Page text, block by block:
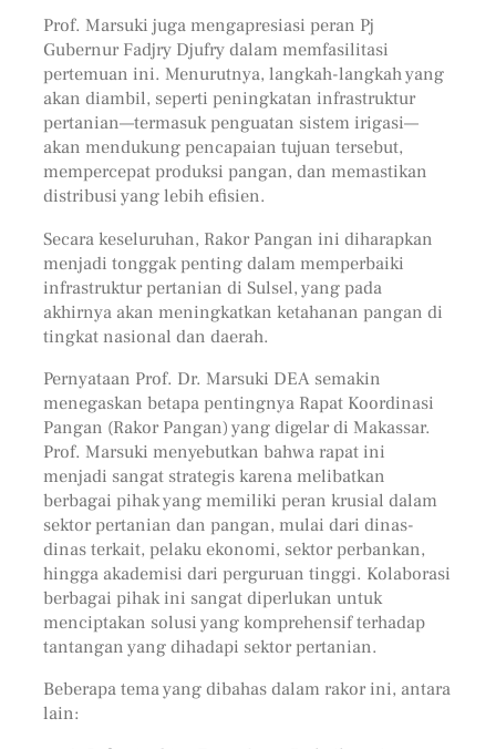
Prof. Marsuki juga mengapresiasi peran Pj
Gubernur Fadjry Djufry dalam memfasilitasi
pertemuan ini. Menurutnya, langkah-langkah yang
akan diambil, seperti peningkatan infrastruktur
pertanian—termasuk penguatan sistem irigasi—
akan mendukung pencapaian tujuan tersebut,
mempercepat produksi pangan, dan memastikan
distribusi yang lebih efisien.
Secara keseluruhan, Rakor Pangan ini diharapkan
menjadi tonggak penting dalam memperbaiki
infrastruktur pertanian di Sulsel, yang pada
akhirnya akan meningkatkan ketahanan pangan di
tingkat nasional dan daerah.
Pernyataan Prof. Dr. Marsuki DEA semakin
menegaskan betapa pentingnya Rapat Koordinasi
Pangan (Rakor Pangan) yang digelar di Makassar.
Prof. Marsuki menyebutkan bahwa rapat ini
menjadi sangat strategis karena melibatkan
berbagai pihak yang memiliki peran krusial dalam
sektor pertanian dan pangan, mulai dari dinas-
dinas terkait, pelaku ekonomi, sektor perbankan,
hingga akademisi dari perguruan tinggi. Kolaborasi
berbagai pihak ini sangat diperlukan untuk
menciptakan solusi yang komprehensif terhadap
tantangan yang dihadapi sektor pertanian.
Beberapa tema yang dibahas dalam rakor ini, antara
lain: